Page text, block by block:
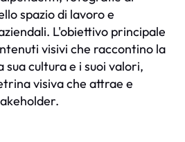
spazio di lavoro e
L'obiettivo principale
visivi che raccontino la
cultura e i suoi valori,
visiva che attrae e